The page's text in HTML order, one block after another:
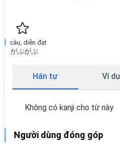
câu, diễn đạt
がぶがぶ
Hán tự Ví dụ
Không có kanji cho từ này
Người dùng đóng góp